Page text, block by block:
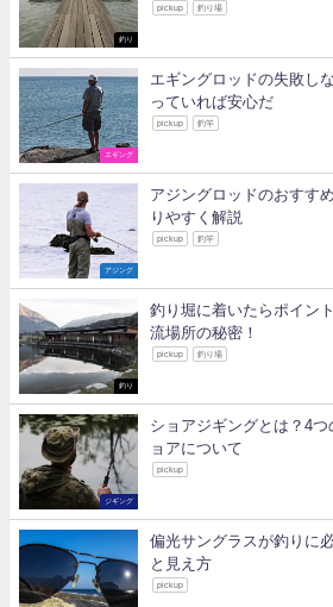
釣り
pickup 釣り場
エギング
エギングロッドの失敗し
っていれば安心だ
pickup 釣竿
アジング
アジングロッドのおすす
りやすく解説
pickup 釣竿
釣り
釣り堀に着いたらポイン
流場所の秘密！
pickup 釣り場
ジギング
ショアジギングとは？4
ョアについて
pickup
偏光サングラスが釣りに
と見え方
pickup